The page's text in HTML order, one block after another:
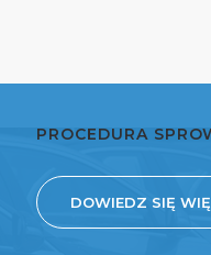
PROCEDURA
DOWIEDZ SIĘ